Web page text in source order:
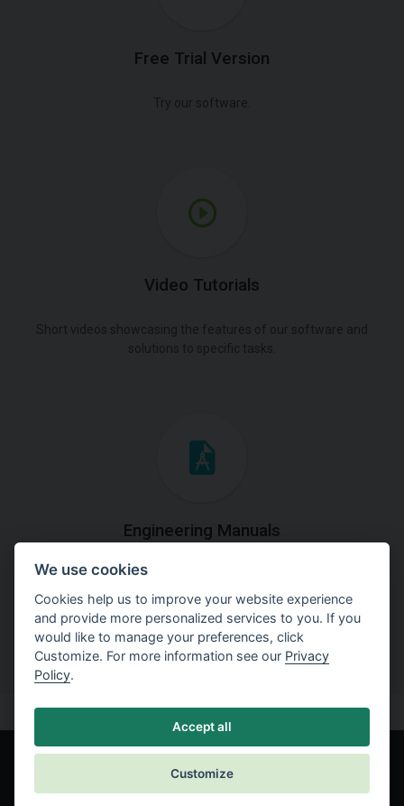
Free Trial Version
Video Tutorials
Engineering Manuals
Step by steps guides on how
to solve a specific tasks.
We use cookies
Cookies help us to improve your website experience
and provide more personalized services to you. If you
would like to manage your preferences, click
Customize. For more information see our Privacy
Policy.
Accept all
Customize